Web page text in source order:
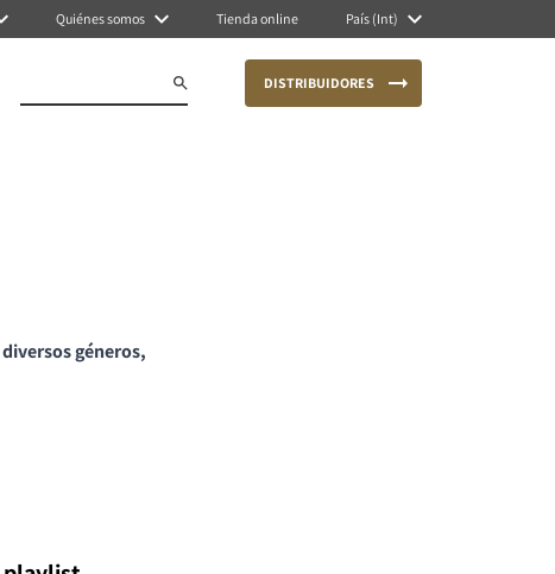
Quiénes somos Tienda online País (Int)
DISTRIBUIDORES
géneros,